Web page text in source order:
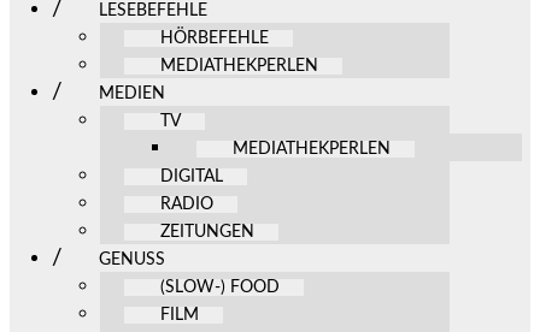
LESEBEFEHLE
HÖRBEFEHLE
MEDIATHEKPERLEN
MEDIEN
TV
MEDIATHEKPERLEN
DIGITAL
RADIO
ZEITUNGEN
GENUSS
(SLOW-) FOOD
FILM